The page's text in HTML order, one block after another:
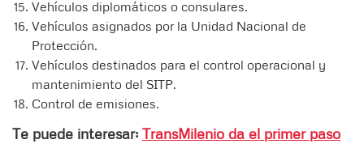
Vehículos diplomáticos o consulares.
Vehículos asignados por la Unidad Nacional de
Protección.
Vehículos destinados para el control operacional y
mantenimiento del SITP.
Control de emisiones.
Te puede interesar: TransMilenio da el primer paso